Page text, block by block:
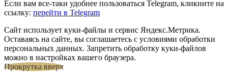
Если вам все-таки удобнее пользоваться Telegram, кликните на
ссылку: перейти в Telegram
Сайт использует куки-файлы и сервис Яндекс.Метрика.
Оставаясь на сайте, вы соглашаетесь с условиями обработки
персональных данных. Запретить обработку куки-файлов
можно в настройках вашего браузера.
Прокрутка вверх